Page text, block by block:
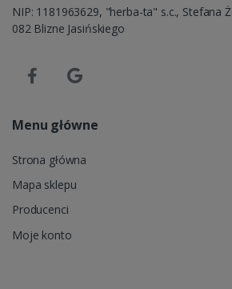
NIP: 1181963629, "herba-ta" s.c., Stefana
082 Blizne Jasińskiego
Menu główne
Strona główna
Mapa sklepu
Producenci
Moje konto